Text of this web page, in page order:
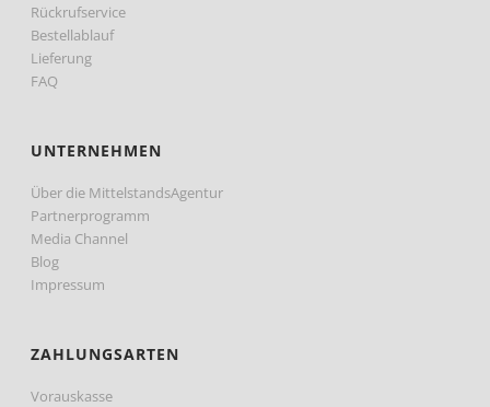
Rückrufservice
Bestellablauf
Lieferung
FAQ
UNTERNEHMEN
Über die MittelstandsAgentur
Partnerprogramm
Media Channel
Blog
Impressum
ZAHLUNGSARTEN
Vorauskasse